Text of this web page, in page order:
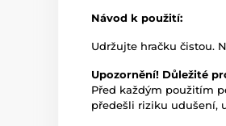
Návod k použití:
Udržujte hračku čistou.
Upozornění! Důležité
Před každým použitím
předešli riziku udušení,